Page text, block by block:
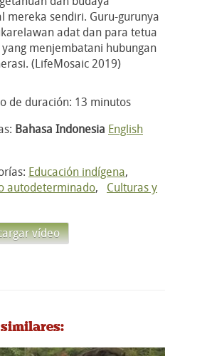
mereka sendiri. Guru-gurunya
adat dan para tetua
menjembatani hubungan
(LifeMosaic 2019)
de duración: 13 minutos
Bahasa Indonesia English
Educación indígena,
autodeterminado, Culturas y
vídeo